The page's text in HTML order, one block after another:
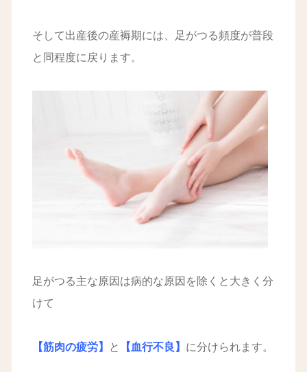
そして出産後の産褥期には、足がつる頻度が普段
と同程度に戻ります。
足がつる主な原因は病的な原因を除くと大きく分
けて
【筋肉の疲労】 と 【血行不良】 に分けられます。